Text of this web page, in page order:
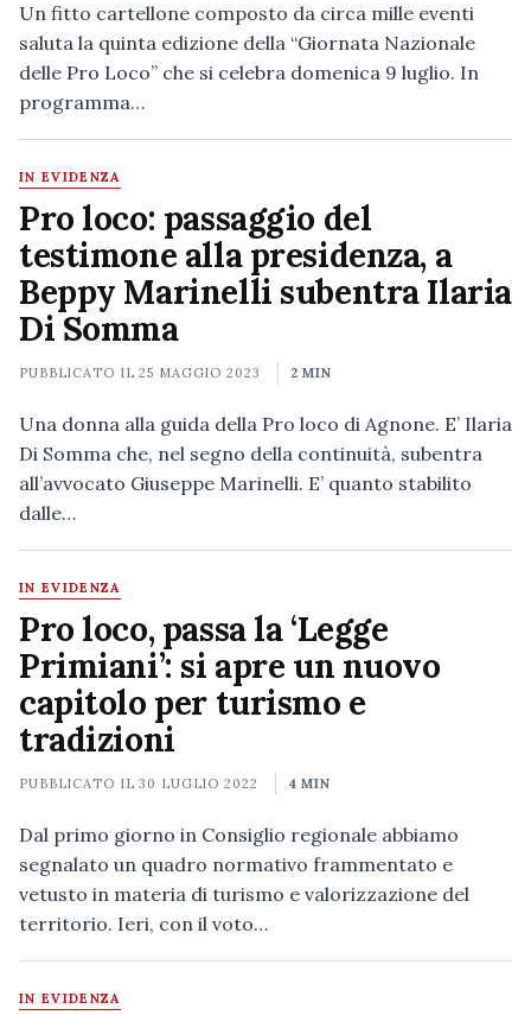
Un fitto cartellone composto da circa mille eventi
saluta la quinta edizione della “Giornata Nazionale
delle Pro Loco” che si celebra domenica 9 luglio. In
programma…
IN EVIDENZA
Pro loco: passaggio del
testimone alla presidenza, a
Beppy Marinelli subentra Ilaria
Di Somma
PUBBLICATO IL25 MAGGIO 2023 2 MIN
Una donna alla guida della Pro loco di Agnone. E’ Ilaria
Di Somma che, nel segno della continuità, subentra
all’avvocato Giuseppe Marinelli. E’ quanto stabilito
dalle…
IN EVIDENZA
Pro loco, passa la ‘Legge
Primiani’: si apre un nuovo
capitolo per turismo e
tradizioni
PUBBLICATO IL30 LUGLIO 2022 4 MIN
Dal primo giorno in Consiglio regionale abbiamo
segnalato un quadro normativo frammentato e
vetusto in materia di turismo e valorizzazione del
territorio. Ieri, con il voto…
IN EVIDENZA